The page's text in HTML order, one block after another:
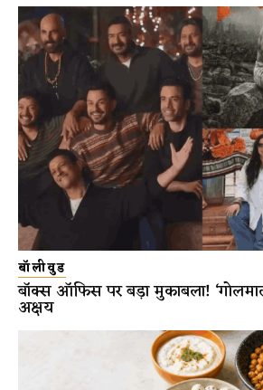
बॉलीवुड
बॉक्स ऑफिस पर बड़ा मुकाबला!
अक्षय